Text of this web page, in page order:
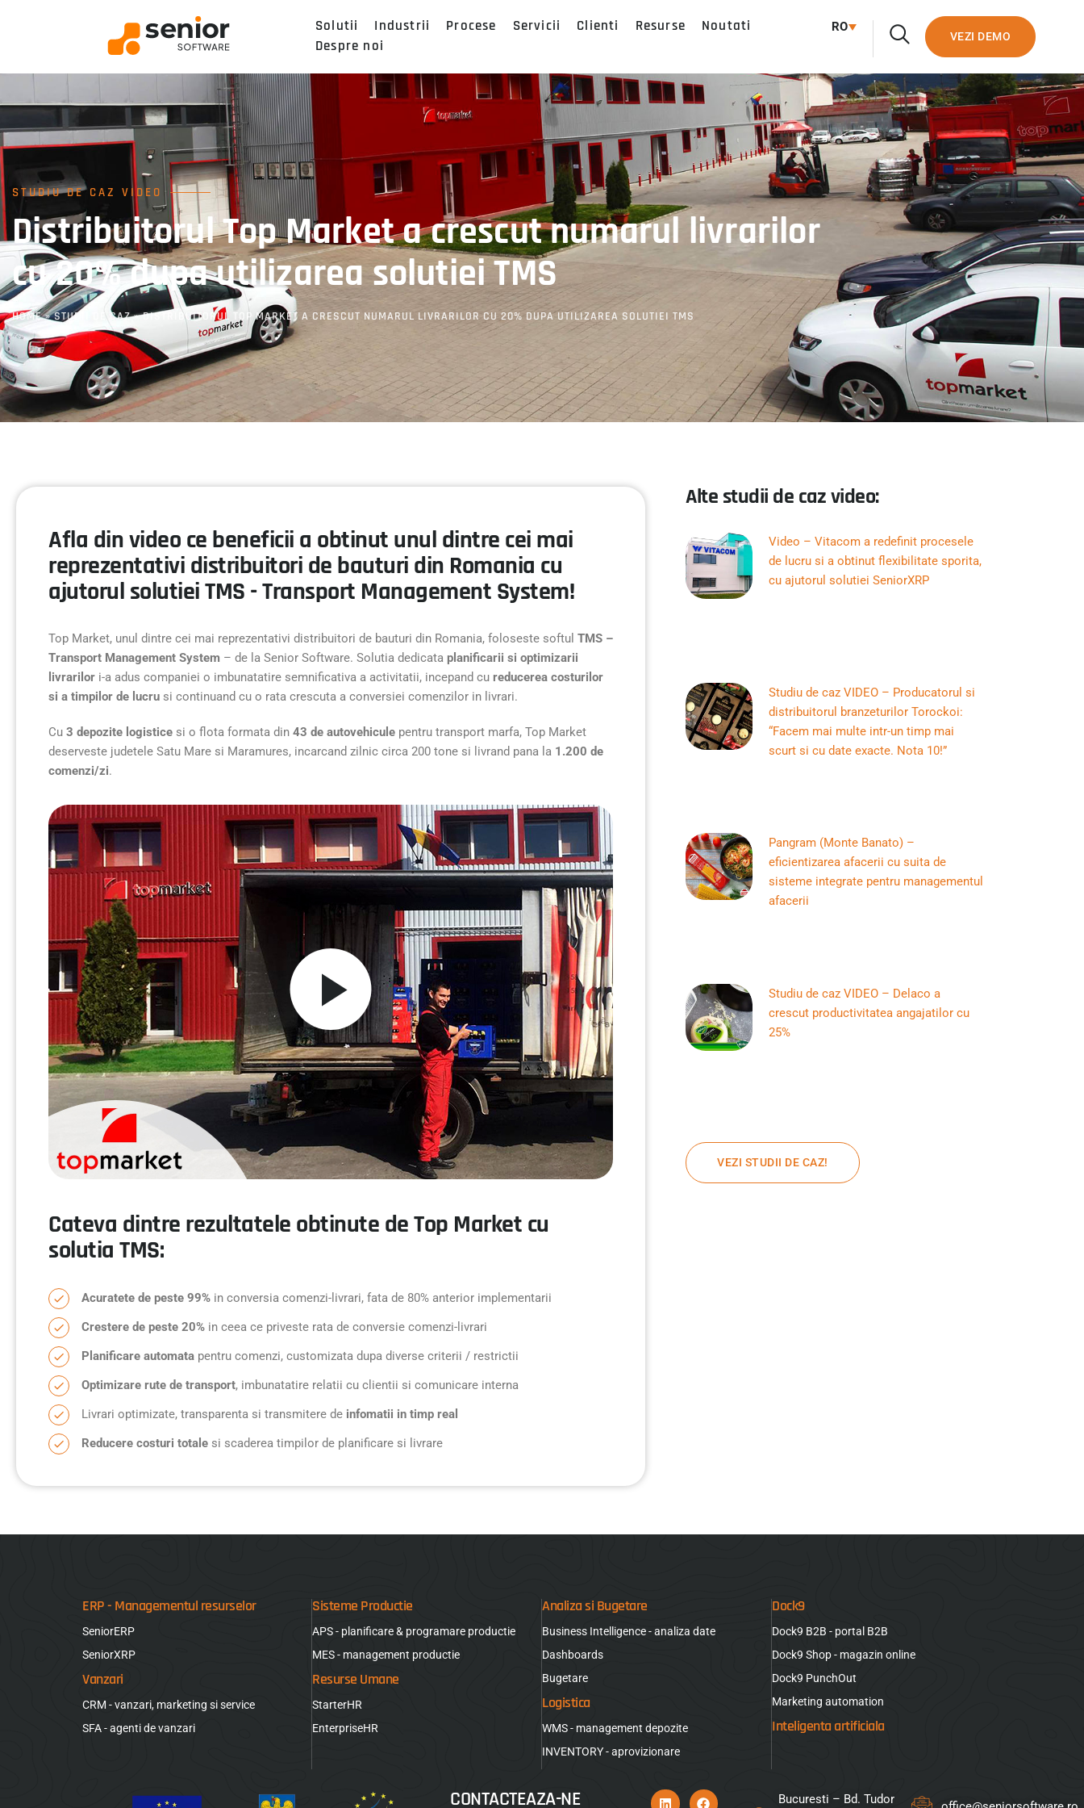
Solutii Industrii Procese Servicii Clienti Resurse
Noutati
Despre noi
RO
VEZI DEMO
STUDIU DE CAZ VIDEO
Distribuitorul Top Market a crescut numarul livrarilor
cu 20% dupa utilizarea solutiei TMS
HOME»STUDII DE CAZ»DISTRIBUITORUL TOP MARKET A CRESCUT NUMARUL LIVRARILOR CU 20% DUPA UTILIZAREA SOLUTIEI TMS
Afla din video ce beneficii a obtinut unul dintre cei mai
reprezentativi distribuitori de bauturi din Romania cu
ajutorul solutiei TMS - Transport Management System!
Top Market, unul dintre cei mai reprezentativi distribuitori de bauturi din Romania, foloseste softul TMS –
Transport Management System – de la Senior Software. Solutia dedicata planificarii si optimizarii
livrarilor i-a adus companiei o imbunatatire semnificativa a activitatii, incepand cu reducerea costurilor
si a timpilor de lucru si continuand cu o rata crescuta a conversiei comenzilor in livrari.
Cu 3 depozite logistice si o flota formata din 43 de autovehicule pentru transport marfa, Top Market
deserveste judetele Satu Mare si Maramures, incarcand zilnic circa 200 tone si livrand pana la 1.200 de
comenzi/zi.
Cateva dintre rezultatele obtinute de Top Market cu
solutia TMS:
Acuratete de peste 99% in conversia comenzi-livrari, fata de 80% anterior implementarii
Crestere de peste 20% in ceea ce priveste rata de conversie comenzi-livrari
Planificare automata pentru comenzi, customizata dupa diverse criterii / restrictii
Optimizare rute de transport, imbunatatire relatii cu clientii si comunicare interna
Livrari optimizate, transparenta si transmitere de infomatii in timp real
Reducere costuri totale si scaderea timpilor de planificare si livrare
Alte studii de caz video:
Video – Vitacom a redefinit procesele
de lucru si a obtinut flexibilitate sporita,
cu ajutorul solutiei SeniorXRP
Studiu de caz VIDEO – Producatorul si
distribuitorul branzeturilor Torockoi:
“Facem mai multe intr-un timp mai
scurt si cu date exacte. Nota 10!”
Pangram (Monte Banato) –
eficientizarea afacerii cu suita de
sisteme integrate pentru managementul
afacerii
Studiu de caz VIDEO – Delaco a
crescut productivitatea angajatilor cu
25%
VEZI STUDII DE CAZ!
ERP - Managementul resurselor
SeniorERP
SeniorXRP
Vanzari
CRM - vanzari, marketing si service
SFA - agenti de vanzari
Sisteme Productie
APS - planificare & programare productie
MES - management productie
Resurse Umane
StarterHR
EnterpriseHR
Analiza si Bugetare
Business Intelligence - analiza date
Dashboards
Bugetare
Logistica
WMS - management depozite
INVENTORY - aprovizionare
Dock9
Dock9 B2B - portal B2B
Dock9 Shop - magazin online
Dock9 PunchOut
Marketing automation
Inteligenta artificiala
CONTACTEAZA-NE Bucuresti – Bd. Tudor